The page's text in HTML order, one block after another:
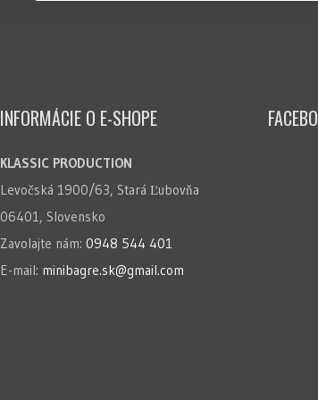
INFORMÁCIE O E-SHOPE
KLASSIC PRODUCTION
Levočská 1900/63, Stará Ľubovňa
06401, Slovensko
Zavolajte nám: 0948 544 401
E-mail: minibagre.sk@gmail.com